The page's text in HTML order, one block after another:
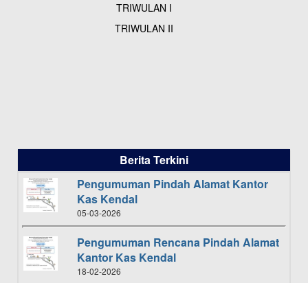
TRIWULAN I
TRIWULAN II
Berita Terkini
Pengumuman Pindah Alamat Kantor
Kas Kendal
05-03-2026
Pengumuman Rencana Pindah Alamat
Kantor Kas Kendal
18-02-2026